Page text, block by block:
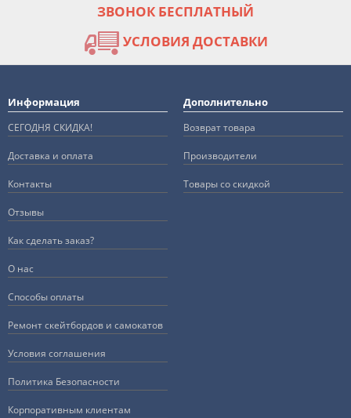
ЗВОНОК БЕСПЛАТНЫЙ
УСЛОВИЯ ДОСТАВКИ
Информация
СЕГОДНЯ СКИДКА!
Доставка и оплата
Контакты
Отзывы
Как сделать заказ?
О нас
Способы оплаты
Ремонт скейтбордов и самокатов
Условия соглашения
Политика Безопасности
Корпоративным клиентам
Дополнительно
Возврат товара
Производители
Товары со скидкой